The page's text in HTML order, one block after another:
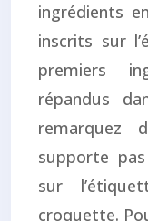
ingrédients
inscrits sur
premiers
répandus
remarquez
supporte
sur
croquette.